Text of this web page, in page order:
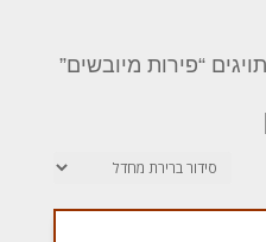
“פירות מיובשים”